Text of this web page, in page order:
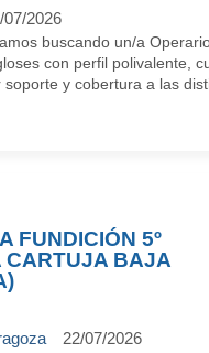
07/2026
buscando un/a
con perfil polivalente,
y cobertura a las
FUNDICIÓN 5º
CARTUJA BAJA
22/07/2026